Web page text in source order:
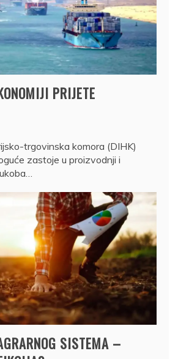
PRIJETE
trgovinska komora (DIHK)
zastoje u proizvodnji i
SISTEMA –